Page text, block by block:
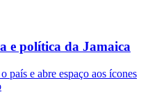
e política da Jamaica
país e abre espaço aos ícones